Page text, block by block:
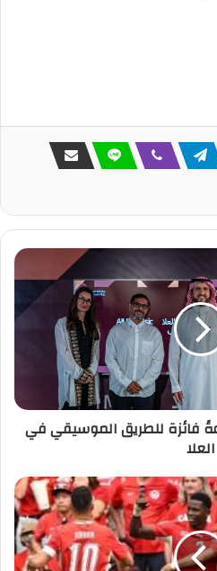
فائزة للطريق الموسيقي في
العلا